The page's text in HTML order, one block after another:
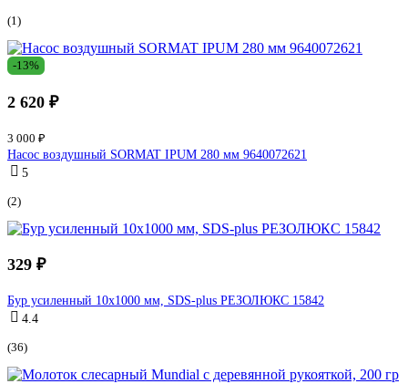
(1)
-13%
2 620 ₽
3 000 ₽
Насос воздушный SORMAT IPUM 280 мм 9640072621
5
(2)
329 ₽
Бур усиленный 10х1000 мм, SDS-plus РЕЗОЛЮКС 15842
4.4
(36)